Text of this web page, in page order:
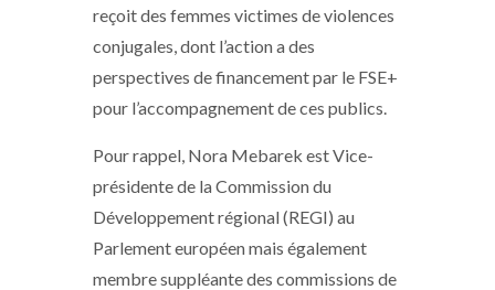
reçoit des femmes victimes de violences
conjugales, dont l’action a des
perspectives de financement par le FSE+
pour l’accompagnement de ces publics.
Pour rappel, Nora Mebarek est Vice-
présidente de la Commission du
Développement régional (REGI) au
Parlement européen mais également
membre suppléante des commissions de